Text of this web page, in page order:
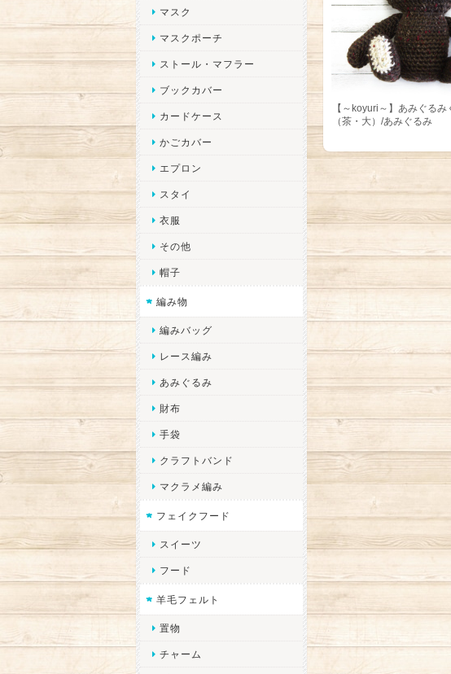
【～koyuri～】あみぐるみ
（茶・大）/あみぐるみ
マスク
マスクポーチ
ストール・マフラー
ブックカバー
カードケース
かごカバー
エプロン
スタイ
衣服
その他
帽子
編み物
編みバッグ
レース編み
あみぐるみ
財布
手袋
クラフトバンド
マクラメ編み
フェイクフード
スイーツ
フード
羊毛フェルト
置物
チャーム